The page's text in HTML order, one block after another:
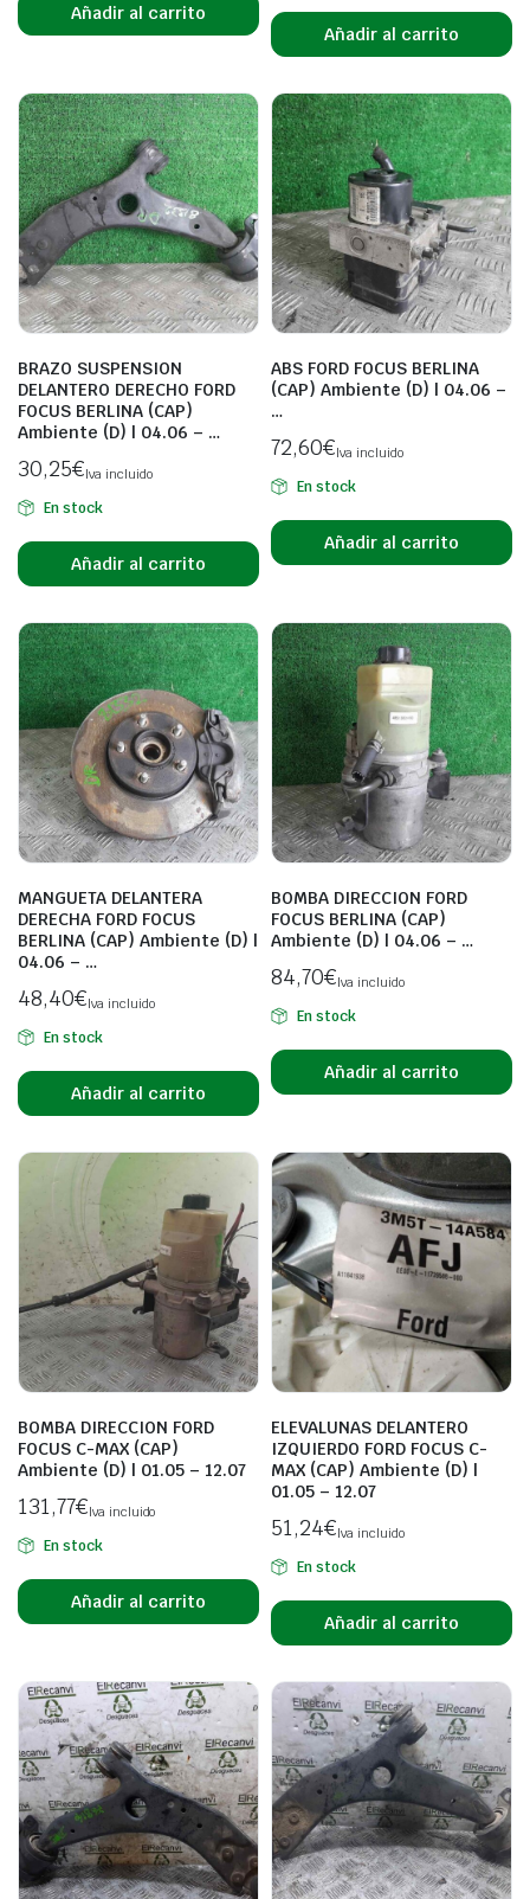
Añadir al carrito
Añadir al carrito
BRAZO SUSPENSION
DELANTERO DERECHO FORD
FOCUS BERLINA (CAP)
Ambiente (D) | 04.06 – …
30,25€Iva incluido
En stock
Añadir al carrito
ABS FORD FOCUS BERLINA
(CAP) Ambiente (D) | 04.06 –
…
72,60€Iva incluido
En stock
Añadir al carrito
MANGUETA DELANTERA
DERECHA FORD FOCUS
BERLINA (CAP) Ambiente (D) |
04.06 – …
48,40€Iva incluido
En stock
Añadir al carrito
BOMBA DIRECCION FORD
FOCUS BERLINA (CAP)
Ambiente (D) | 04.06 – …
84,70€Iva incluido
En stock
Añadir al carrito
BOMBA DIRECCION FORD
FOCUS C-MAX (CAP)
Ambiente (D) | 01.05 – 12.07
131,77€Iva incluido
En stock
Añadir al carrito
ELEVALUNAS DELANTERO
IZQUIERDO FORD FOCUS C-
MAX (CAP) Ambiente (D) |
01.05 – 12.07
51,24€Iva incluido
En stock
Añadir al carrito